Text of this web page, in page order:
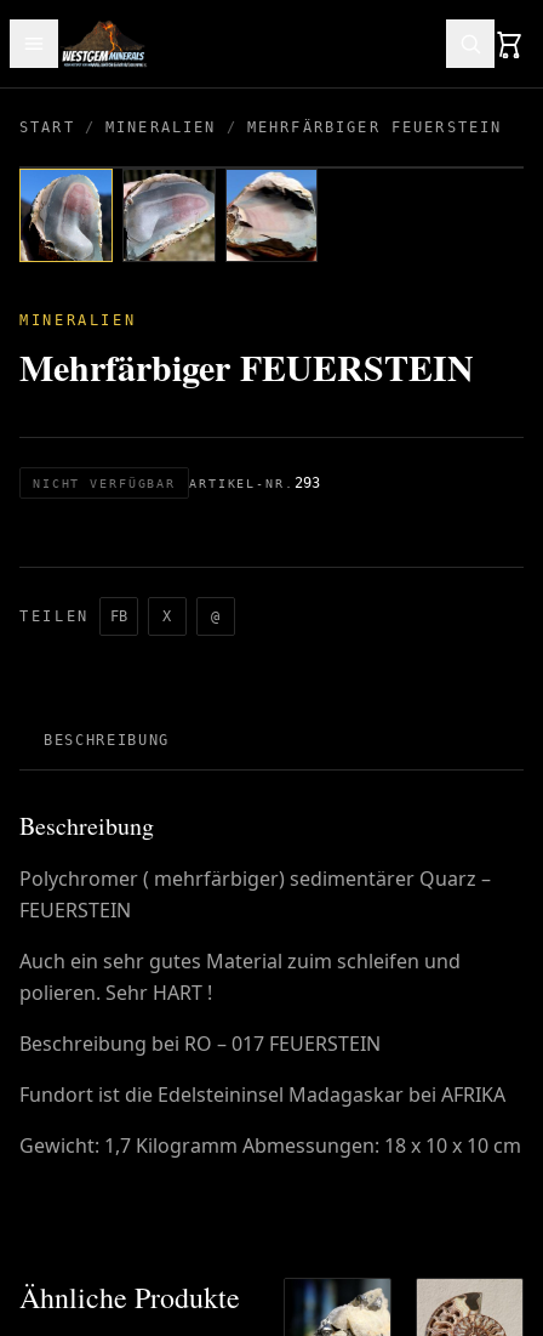
START / MINERALIEN / MEHRFÄRBIGER FEUERSTEIN
MINERALIEN
Mehrfärbiger FEUERSTEIN
NICHT VERFÜGBAR ARTIKEL-NR. 293
TEILEN FB X @
BESCHREIBUNG
Beschreibung
Polychromer ( mehrfärbiger) sedimentärer Quarz –
FEUERSTEIN
Auch ein sehr gutes Material zuim schleifen und
polieren. Sehr HART !
Beschreibung bei RO – 017 FEUERSTEIN
Fundort ist die Edelsteininsel Madagaskar bei AFRIKA
Gewicht: 1,7 Kilogramm Abmessungen: 18 x 10 x 10 cm
Ähnliche Produkte